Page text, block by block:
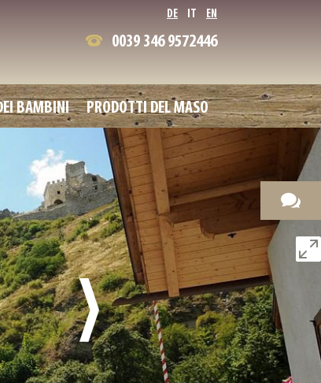
DE IT EN
0039 346 9572446
BAMBINI PRODOTTI DEL MASO